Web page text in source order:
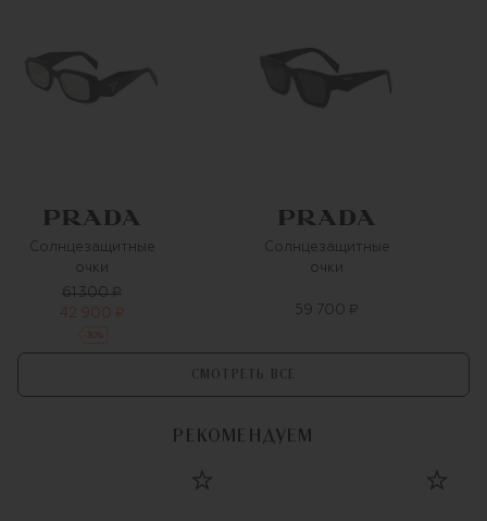
Солнцезащитные
очки
61 300 ₽
42 900 ₽
%
Солнцезащитные
очки
59 700 ₽
СМОТРЕТЬ ВСЕ
РЕКОМЕНДУЕМ